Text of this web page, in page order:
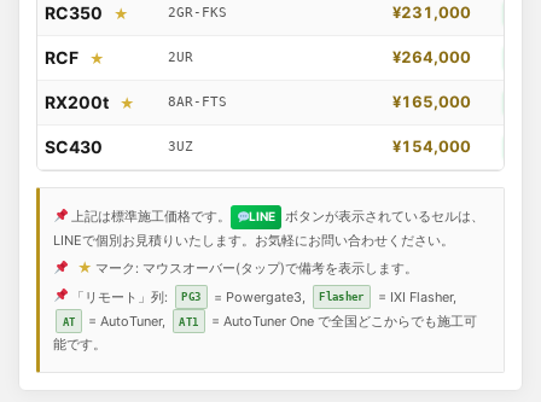
RC350 ★ 2GR-FKS ¥231,000
RCF ★ 2UR ¥264,000
RX200t ★ 8AR-FTS ¥165,000
SC430 3UZ ¥154,000
上記は標準施工価格です。 LINE
ボタンが表示されているセルは、
LINEで個別お見積りいたします。お気軽にお問い合わせください。
★ マーク: マウスオーバー(タップ)で備考を表示します。
「リモート」列:
PG3 = Powergate3, Flasher = IXI Flasher,
AT = AutoTuner, AT1
= AutoTuner One で全国どこからでも施工可
能です。